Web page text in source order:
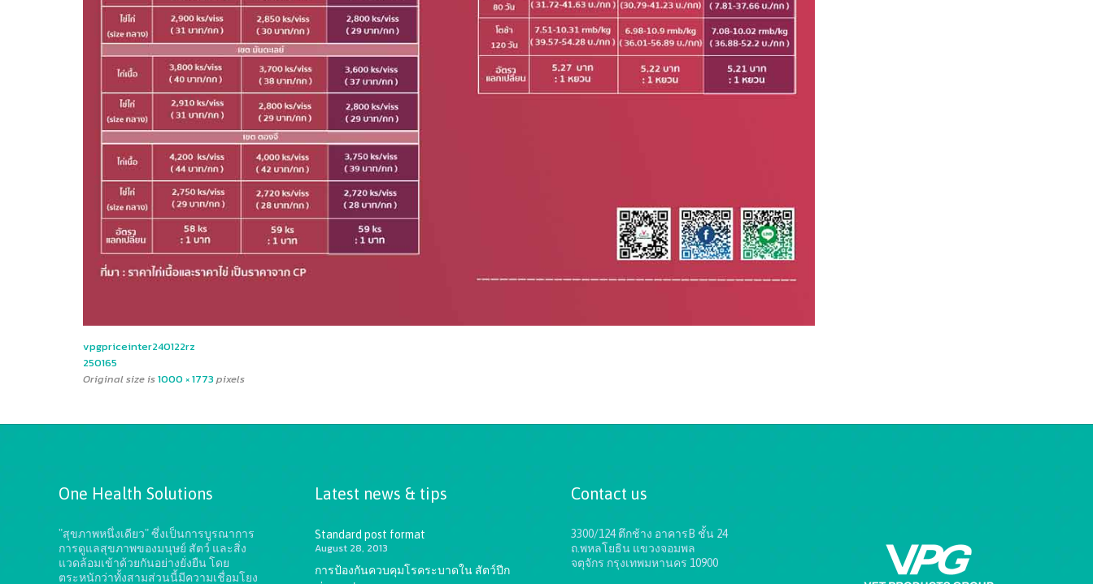
vpgpriceinter240122rz
250165
Original size is1000 × 1773 pixels
One Health Solutions
"สุขภาพหนึ่งเดียว" ซึ่งเป็นการบูรณาการ
การดูแลสุขภาพของมนุษย์ สัตว์ และสิ่ง
แวดล้อมเข้าด้วยกันอย่างยั่งยืนโดย
ตระหนักว่าทั้งสามส่วนนี้มีความเชื่อมโยง
Latest news & tips
Standard post format
August 28, 2013
การป้องกันควบคุมโรคระบาดใน สัตว์ปีก
Contact us
3300/124 ตึกช้าง อาคารB ชั้น 24
ถ.พหลโยธิน แขวงจอมพล
จตุจักร กรุงเทพมหานคร 10900